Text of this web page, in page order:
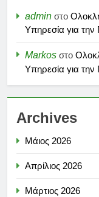
admin στο
Υπηρεσία για
Markos στο
Υπηρεσία για
Archives
Μάιος 2026
Απρίλιος 2026
Μάρτιος 2026